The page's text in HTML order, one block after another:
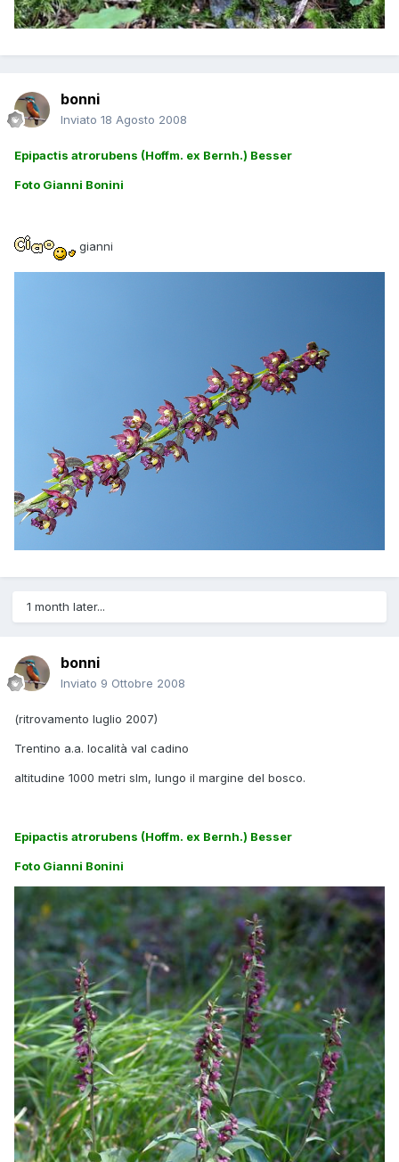
bonni
Inviato 18 Agosto 2008
Epipactis atrorubens (Hoffm. ex Bernh.) Besser
Foto Gianni Bonini
gianni
1 month later...
bonni
Inviato 9 Ottobre 2008
(ritrovamento luglio 2007)
Trentino a.a. località val cadino
altitudine 1000 metri slm, lungo il margine del bosco.
Epipactis atrorubens (Hoffm. ex Bernh.) Besser
Foto Gianni Bonini